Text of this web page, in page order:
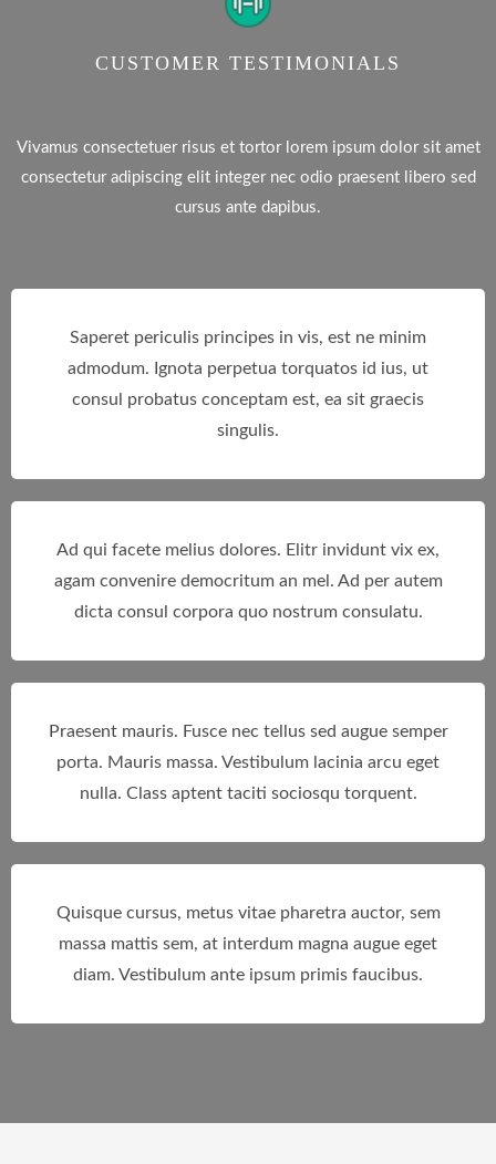
CUSTOMER TESTIMONIALS
Vivamus consectetuer risus et tortor lorem ipsum dolor sit amet
consectetur adipiscing elit integer nec odio praesent libero sed
cursus ante dapibus.
Saperet periculis principes in vis, est ne minim
admodum. Ignota perpetua torquatos id ius, ut
consul probatus conceptam est, ea sit graecis
singulis.
Ad qui facete melius dolores. Elitr invidunt vix ex,
agam convenire democritum an mel. Ad per autem
dicta consul corpora quo nostrum consulatu.
Praesent mauris. Fusce nec tellus sed augue semper
porta. Mauris massa. Vestibulum lacinia arcu eget
nulla. Class aptent taciti sociosqu torquent.
Quisque cursus, metus vitae pharetra auctor, sem
massa mattis sem, at interdum magna augue eget
diam. Vestibulum ante ipsum primis faucibus.